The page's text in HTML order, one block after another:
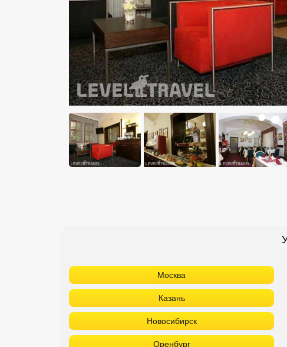
Москва
Казань
Новосибирск
Оренбург